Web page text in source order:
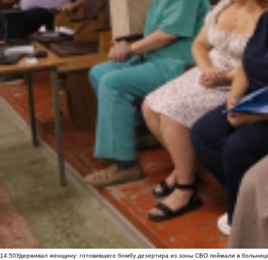
14:50Удерживал женщину: готовившего бомбу дезертира из зоны СВО поймали в